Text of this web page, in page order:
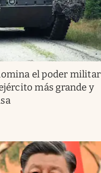
el poder militar
más grande y